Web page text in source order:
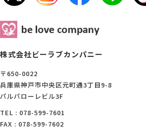
株式会社ビーラブカンパニー
〒650-0022
兵庫県神戸市中央区元町通3丁目9-8
パルパローレビル3F
TEL : 078-599-7601
FAX : 078-599-7602